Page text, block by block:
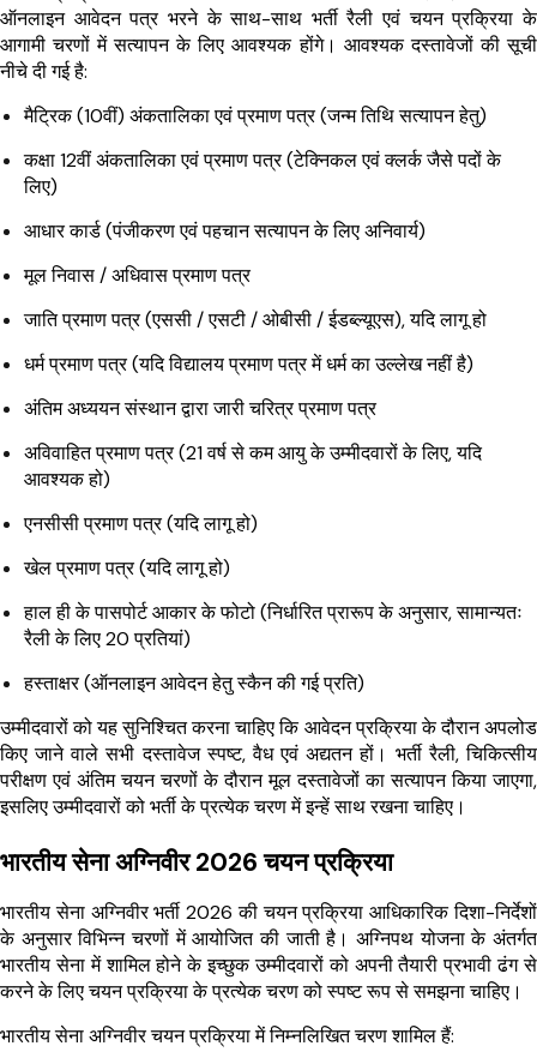
ऑनलाइन आवेदन पत्र भरने के साथ-साथ भर्ती रैली एवं चयन प्रक्रिया के
आगामी चरणों में सत्यापन के लिए आवश्यक होंगे। आवश्यक दस्तावेजों की सूची
नीचे दी गई है:
मैट्रिक (10वीं) अंकतालिका एवं प्रमाण पत्र (जन्म तिथि सत्यापन हेतु)
कक्षा 12वीं अंकतालिका एवं प्रमाण पत्र (टेक्निकल एवं क्लर्क जैसे पदों के
लिए)
आधार कार्ड (पंजीकरण एवं पहचान सत्यापन के लिए अनिवार्य)
मूल निवास / अधिवास प्रमाण पत्र
जाति प्रमाण पत्र (एससी / एसटी / ओबीसी / ईडब्ल्यूएस), यदि लागू हो
धर्म प्रमाण पत्र (यदि विद्यालय प्रमाण पत्र में धर्म का उल्लेख नहीं है)
अंतिम अध्ययन संस्थान द्वारा जारी चरित्र प्रमाण पत्र
अविवाहित प्रमाण पत्र (21 वर्ष से कम आयु के उम्मीदवारों के लिए, यदि
आवश्यक हो)
एनसीसी प्रमाण पत्र (यदि लागू हो)
खेल प्रमाण पत्र (यदि लागू हो)
हाल ही के पासपोर्ट आकार के फोटो (निर्धारित प्रारूप के अनुसार, सामान्यतः
रैली के लिए 20 प्रतियां)
हस्ताक्षर (ऑनलाइन आवेदन हेतु स्कैन की गई प्रति)
उम्मीदवारों को यह सुनिश्चित करना चाहिए कि आवेदन प्रक्रिया के दौरान अपलोड
किए जाने वाले सभी दस्तावेज स्पष्ट, वैध एवं अद्यतन हों। भर्ती रैली, चिकित्सीय
परीक्षण एवं अंतिम चयन चरणों के दौरान मूल दस्तावेजों का सत्यापन किया जाएगा,
इसलिए उम्मीदवारों को भर्ती के प्रत्येक चरण में इन्हें साथ रखना चाहिए।
भारतीय सेना अग्निवीर 2026 चयन प्रक्रिया
भारतीय सेना अग्निवीर भर्ती 2026 की चयन प्रक्रिया आधिकारिक दिशा-निर्देशों
के अनुसार विभिन्न चरणों में आयोजित की जाती है। अग्निपथ योजना के अंतर्गत
भारतीय सेना में शामिल होने के इच्छुक उम्मीदवारों को अपनी तैयारी प्रभावी ढंग से
करने के लिए चयन प्रक्रिया के प्रत्येक चरण को स्पष्ट रूप से समझना चाहिए।
भारतीय सेना अग्निवीर चयन प्रक्रिया में निम्नलिखित चरण शामिल हैं: